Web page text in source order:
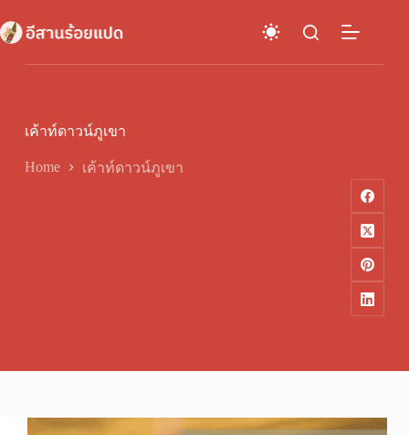
to
content
เค้าท์ดาวน์ภูเขา
Home เค้าท์ดาวน์ภูเขา